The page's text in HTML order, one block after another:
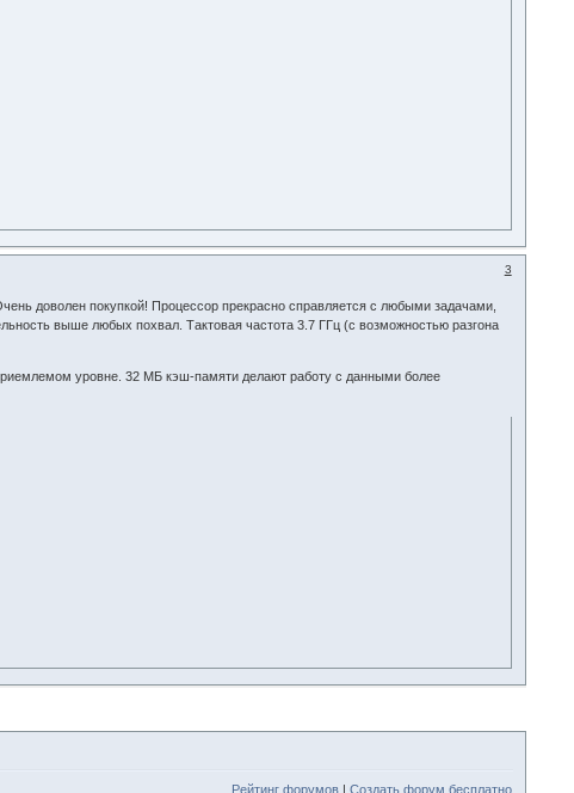
3
доволен покупкой! Процессор прекрасно справляется с любыми задачами,
выше любых похвал. Тактовая частота 3.7 ГГц (с возможностью разгона
уровне. 32 МБ кэш-памяти делают работу с данными более
Рейтинг форумов| Создать форум бесплатно